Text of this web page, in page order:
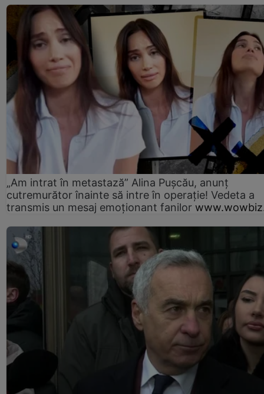
„Am intrat în metastază” Alina Pușcău, anunț
cutremurător înainte să intre în operație! Vedeta a
transmis un mesaj emoționant fanilor